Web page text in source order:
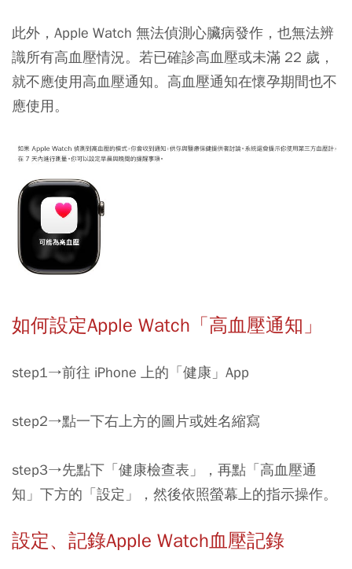
此外，Apple Watch 無法偵測心臟病發作，也無法辨
識所有高血壓情況。若已確診高血壓或未滿 22 歲，
就不應使用高血壓通知。高血壓通知在懷孕期間也不
應使用。
如何設定Apple Watch「高血壓通知」
step1→前往 iPhone 上的「健康」App
step2→點一下右上方的圖片或姓名縮寫
step3→先點下「健康檢查表」，再點「高血壓通
知」下方的「設定」，然後依照螢幕上的指示操作。
設定、記錄Apple Watch血壓記錄